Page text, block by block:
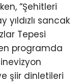
“Şehitleri
yıldızlı sancak
Tepesi
programda
şiir dinletileri